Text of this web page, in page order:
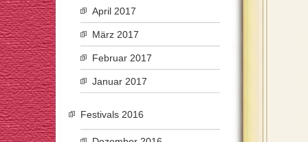
April 2017
März 2017
Februar 2017
Januar 2017
Festivals 2016